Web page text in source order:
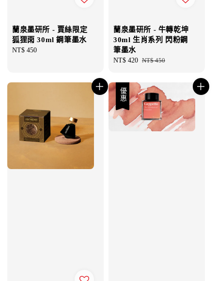
蘭泉墨研所 - 賈絲限定
狐狸雨 30ml 鋼筆墨水
Regular
NT$ 450
蘭泉墨研所 - 牛轉乾坤
30ml 生肖系列 閃粉鋼
筆墨水
Sale
NT$ 420 Regular
NT$ 450
優惠